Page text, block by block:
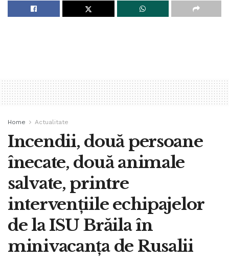
Home Actualitate
Incendii, două persoane
înecate, două animale
salvate, printre
intervențiile echipajelor
de la ISU Brăila în
minivacanța de Rusalii